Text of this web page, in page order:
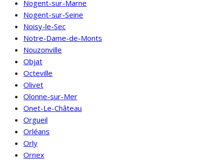
Nogent-sur-Marne
Nogent-sur-Seine
Noisy-le-Sec
Notre-Dame-de-Monts
Nouzonville
Objat
Octeville
Olivet
Olonne-sur-Mer
Onet-Le-Château
Orgueil
Orléans
Orly
Ornex